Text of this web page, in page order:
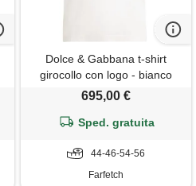
Dolce & Gabbana t-shirt
girocollo con logo - bianco
695,00 €
Sped. gratuita
44-46-54-56
Farfetch